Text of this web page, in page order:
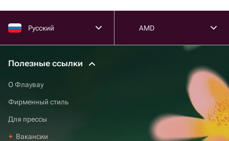
Русский AMD
Полезные ссылки
О Флаувау
Фирменный стиль
Для прессы
Вакансии